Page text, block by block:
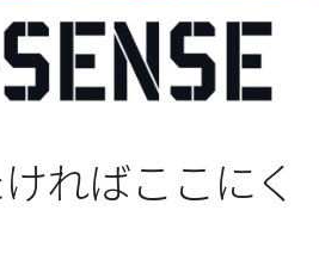
ればここにく